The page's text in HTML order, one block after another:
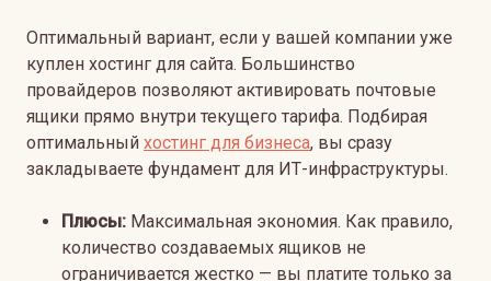
Оптимальный вариант, если у вашей компании уже
куплен хостинг для сайта. Большинство
провайдеров позволяют активировать почтовые
ящики прямо внутри текущего тарифа. Подбирая
оптимальный хостинг для бизнеса, вы сразу
закладываете фундамент для ИТ-инфраструктуры.
Плюсы: Максимальная экономия. Как правило,
количество создаваемых ящиков не
ограничивается жестко — вы платите только за